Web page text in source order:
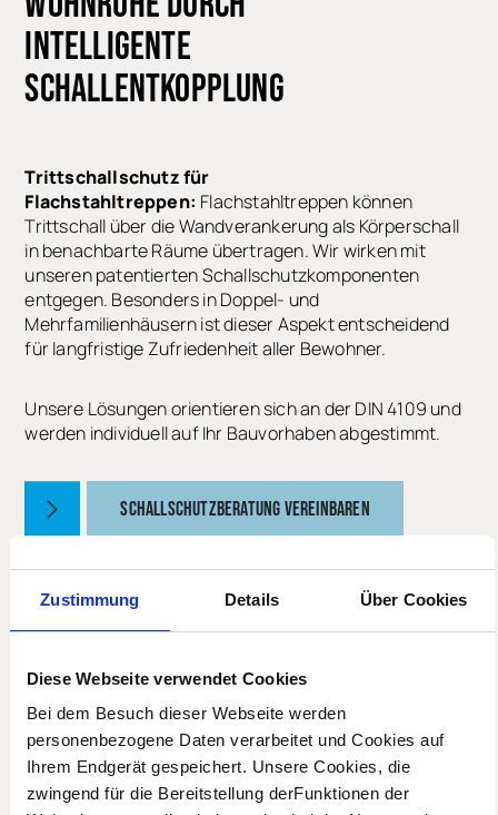
Zustimmung Details Über Cookies
Diese Webseite verwendet Cookies
Bei dem Besuch dieser Webseite werden
personenbezogene Daten verarbeitet und Cookies auf
Ihrem Endgerät gespeichert. Unsere Cookies, die
zwingend für die Bereitstellung derFunktionen der
INTELLIGENTE
SCHALLENTKOPPLUNG
Trittschallschutz für
Flachstahltreppen: Flachstahltreppen können
Trittschall über die Wandverankerung als Körperschall
in benachbarte Räume übertragen. Wir wirken mit
unseren patentierten Schallschutzkomponenten
entgegen. Besonders in Doppel- und
Mehrfamilienhäusern ist dieser Aspekt entscheidend
für langfristige Zufriedenheit aller Bewohner.
Unsere Lösungen orientieren sich an der DIN 4109 und
werden individuell auf Ihr Bauvorhaben abgestimmt.
SCHALLSCHUTZBERATUNG VEREINBAREN